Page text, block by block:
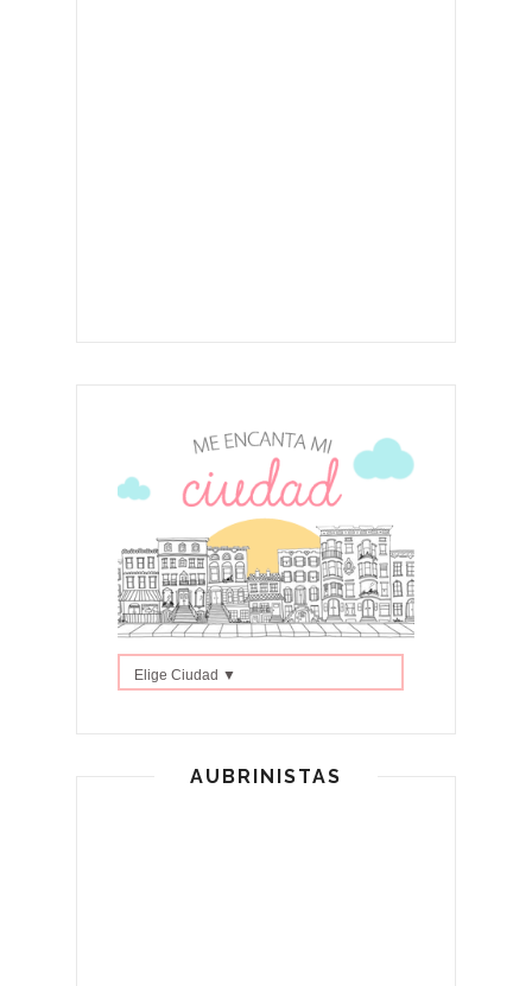
Elige Ciudad ▼
AUBRINISTAS